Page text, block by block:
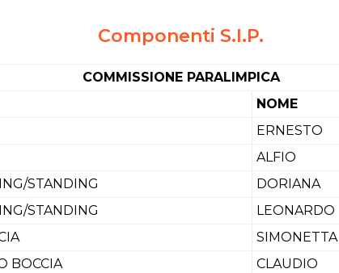
Componenti S.I.P.
COMMISSIONE PARALIMPICA
NOME
ERNESTO
ALFIO
STANDING
DORIANA
STANDING
LEONARDO
SIMONETTA
BOCCIA
CLAUDIO